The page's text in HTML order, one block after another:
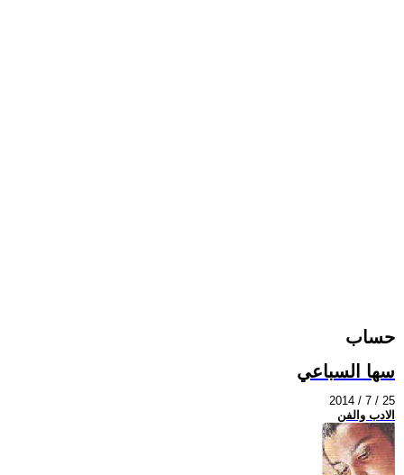
حساب
سها السباعي
2014 / 7 / 25
الادب والفن